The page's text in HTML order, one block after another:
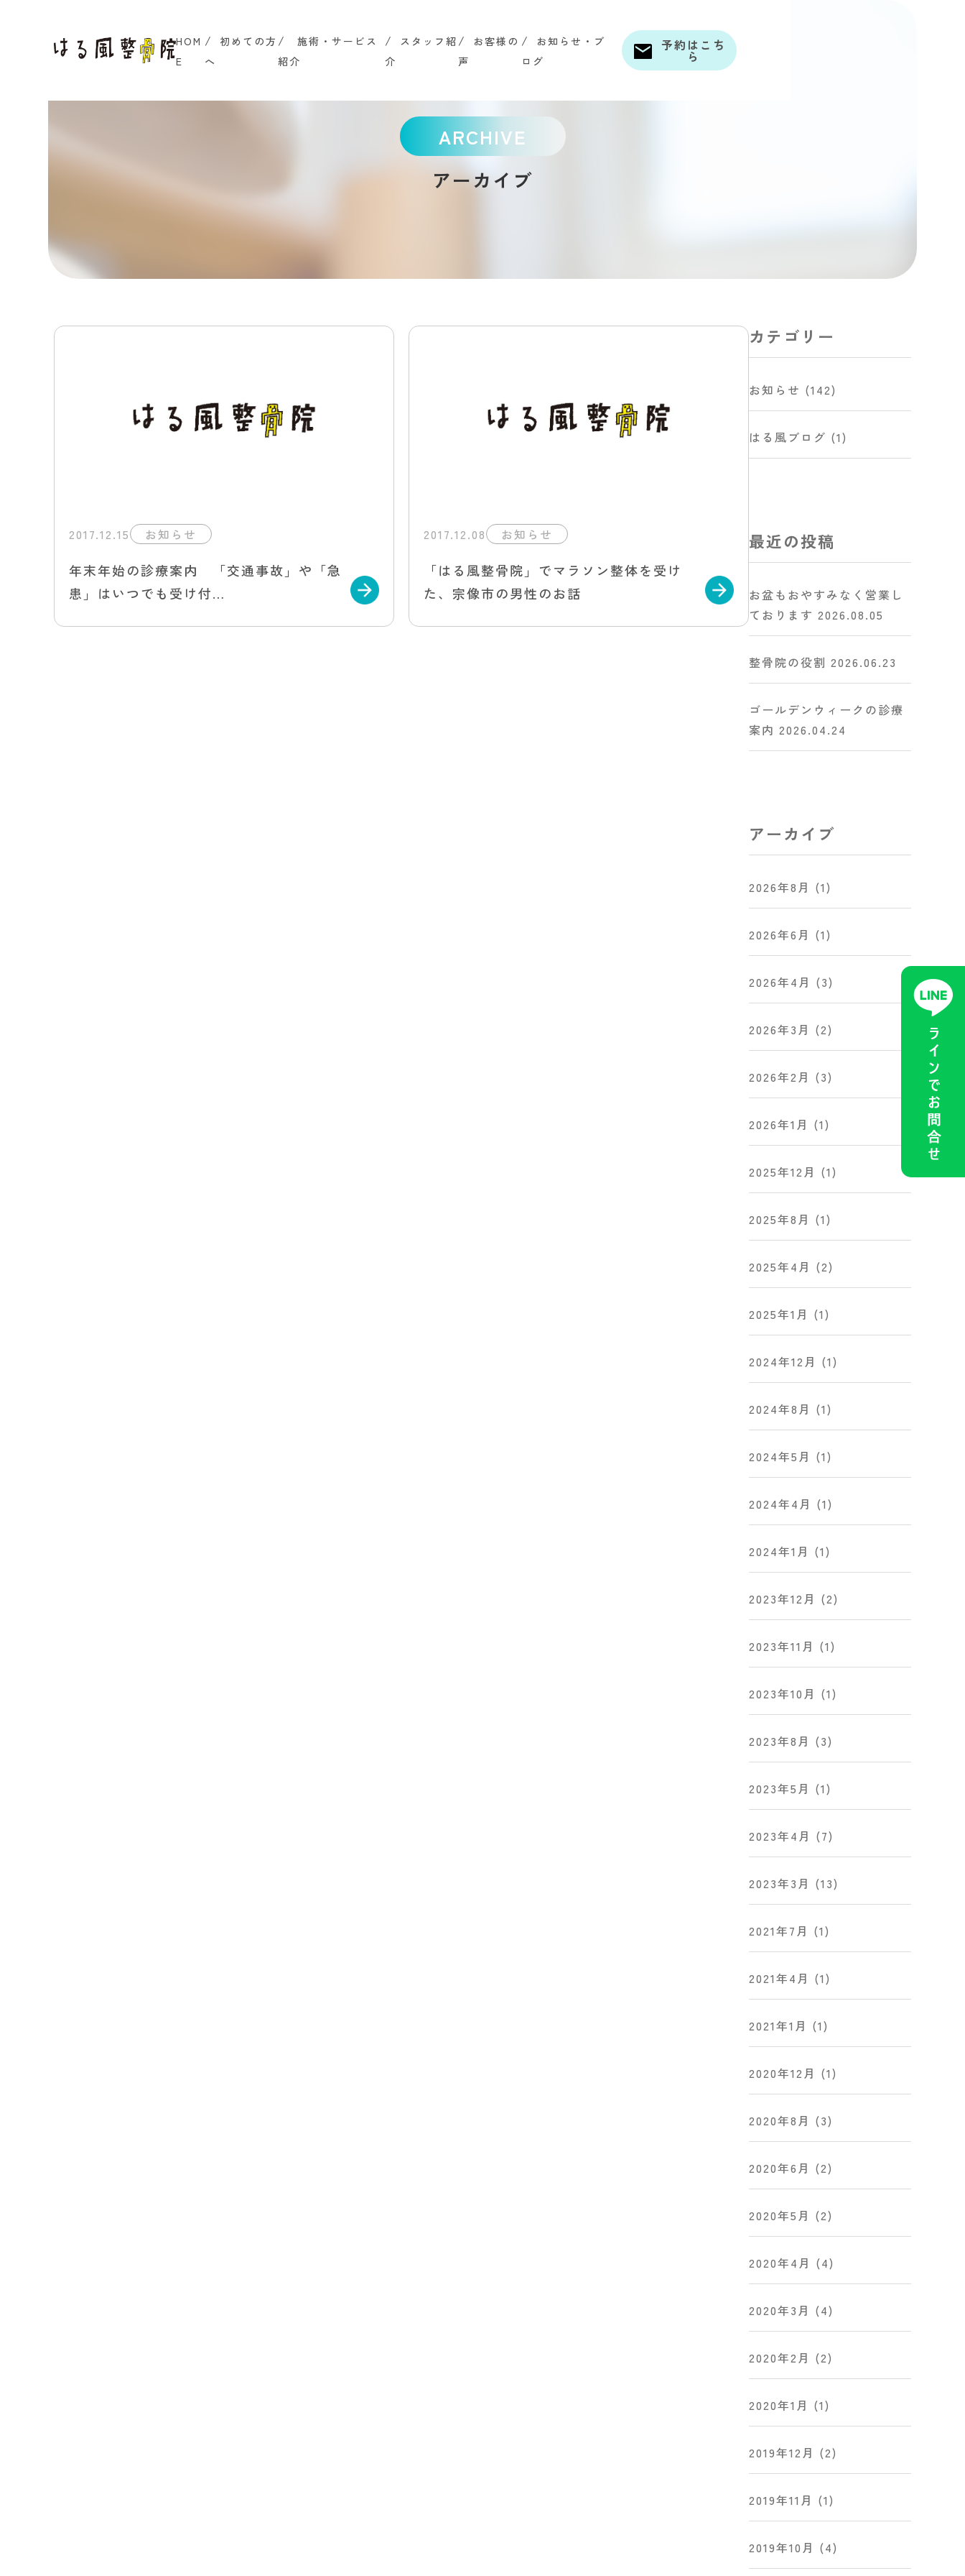
HOM
E
初めての方
へ
施術・サービス
紹介
スタッフ紹
介
お客様の
声
お知らせ・ブ
ログ
予約はこち
ら
ARCHIVE
アーカイブ
2017.12.15 お知らせ
年末年始の診療案内 「交通事故」や「急
患」はいつでも受け付…
2017.12.08 お知らせ
「はる風整骨院」でマラソン整体を受け
た、宗像市の男性のお話
カテゴリー
お知らせ (142)
はる風ブログ (1)
最近の投稿
お盆もおやすみなく営業し
ております 2026.08.05
整骨院の役割 2026.06.23
ゴールデンウィークの診療
案内 2026.04.24
アーカイブ
2026年8月 (1)
2026年6月 (1)
2026年4月 (3)
2026年3月 (2)
2026年2月 (3)
2026年1月 (1)
2025年12月 (1)
2025年8月 (1)
2025年4月 (2)
2025年1月 (1)
2024年12月 (1)
2024年8月 (1)
2024年5月 (1)
2024年4月 (1)
2024年1月 (1)
2023年12月 (2)
2023年11月 (1)
2023年10月 (1)
2023年8月 (3)
2023年5月 (1)
2023年4月 (7)
2023年3月 (13)
2021年7月 (1)
2021年4月 (1)
2021年1月 (1)
2020年12月 (1)
2020年8月 (3)
2020年6月 (2)
2020年5月 (2)
2020年4月 (4)
2020年3月 (4)
2020年2月 (2)
2020年1月 (1)
2019年12月 (2)
2019年11月 (1)
2019年10月 (4)